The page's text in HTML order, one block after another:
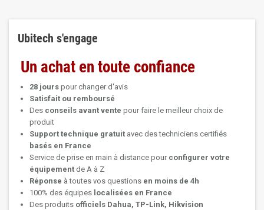
Ubitech s'engage
Un achat en toute confiance
28 jours pour changer d'avis
Satisfait ou remboursé
Des conseils avant vente pour faire le meilleur choix de
produit
Support technique gratuit avec des techniciens certifiés
basés en France
Service de prise en main à distance pour configurer votre
équipement de A à Z
Réponse à toutes vos questions en moins de 4h
100% des équipes localisées en France
Des produits officiels Dahua, TP-Link, Hikvision